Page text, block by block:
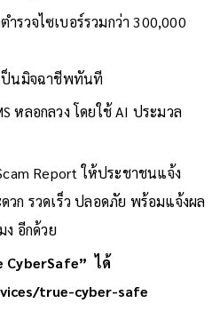
รวจไซเบอร์รวมกว่า 300,000
ป็นมิจฉาชีพทันที
หลอกลวง โดยใช้ AI ประมวล
Report ให้ประชาชนแจ้ง
วก รวดเร็ว ปลอดภัย พร้อมแจ้งผล
ง อีกด้วย
CyberSafe” ได้
true-cyber-safe